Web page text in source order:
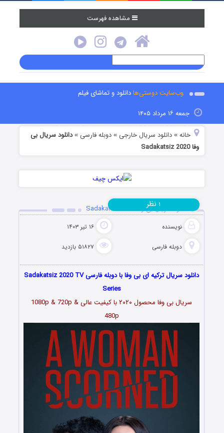
مشاهده فهرست
وب‌سایت دوستی‌هادانلود و تماشای فیلم
جمعه ۱۶ مرداد ۱۴۰۵
خانه »دانلود سریال خارجی »دوبله فارسی »دانلود سریال بی
وفا Sadakatsiz 2020
دانلود سریال بی وفا Sadakatsiz 2020
نویسنده ۱۶ تیر ۱۴۰۳
دوبله فارسی ۵۱۸۲۷ بازدید
۱ نظر
دانلود سریال ترکیه ای بی وفا با دوبله فارسی Sadakatsiz 2020 TV
Series
سریال بی وفا محصول ۲۰۲۰ با کیفیت عالی 1080p & 720p &
480p